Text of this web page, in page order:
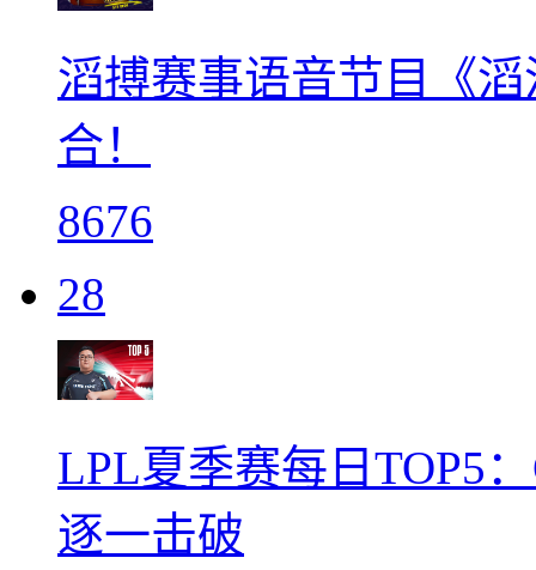
滔搏赛事语音节目《
合！
8676
28
LPL夏季赛每日TOP5
逐一击破